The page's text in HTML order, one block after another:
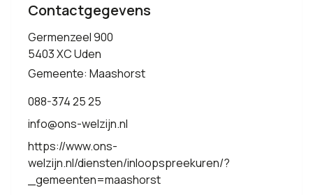
Contactgegevens
Germenzeel 900
5403 XC Uden
Gemeente: Maashorst
088-374 25 25
info@ons-welzijn.nl
https://www.ons-
welzijn.nl/diensten/inloopspreekuren/?
_gemeenten=maashorst